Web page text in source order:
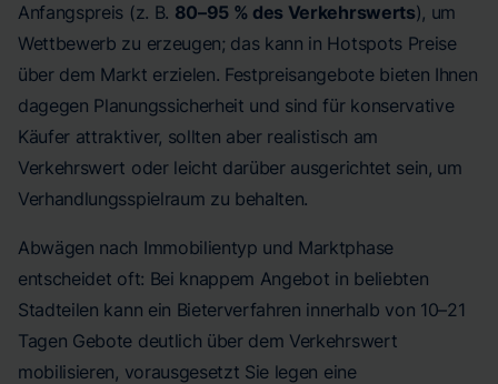
Anfangspreis (z. B. 80–95 % des Verkehrswerts), um
Wettbewerb zu erzeugen; das kann in Hotspots Preise
über dem Markt erzielen. Festpreisangebote bieten Ihnen
dagegen Planungssicherheit und sind für konservative
Käufer attraktiver, sollten aber realistisch am
Verkehrswert oder leicht darüber ausgerichtet sein, um
Verhandlungsspielraum zu behalten.
Abwägen nach Immobilientyp und Marktphase
entscheidet oft: Bei knappem Angebot in beliebten
Stadteilen kann ein Bieterverfahren innerhalb von 10–21
Tagen Gebote deutlich über dem Verkehrswert
mobilisieren, vorausgesetzt Sie legen eine